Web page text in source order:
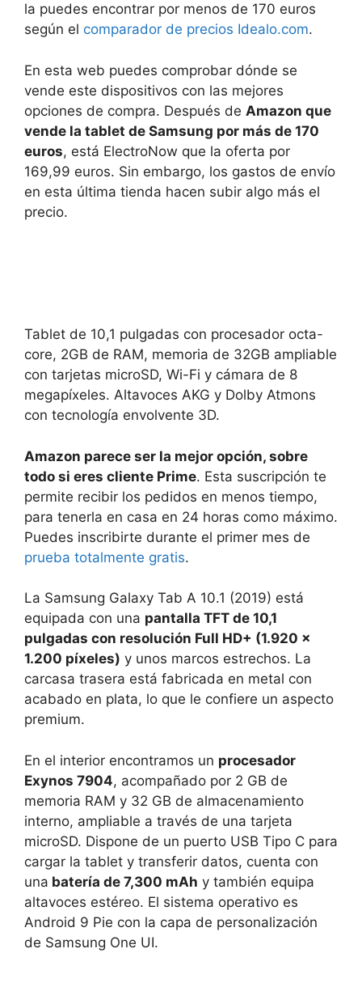
la puedes encontrar por menos de 170 euros
según el comparador de precios Idealo.com.
En esta web puedes comprobar dónde se
vende este dispositivos con las mejores
opciones de compra. Después de Amazon que
vende la tablet de Samsung por más de 170
euros, está ElectroNow que la oferta por
169,99 euros. Sin embargo, los gastos de envío
en esta última tienda hacen subir algo más el
precio.
Tablet de 10,1 pulgadas con procesador octa-
core, 2GB de RAM, memoria de 32GB ampliable
con tarjetas microSD, Wi-Fi y cámara de 8
megapíxeles. Altavoces AKG y Dolby Atmons
con tecnología envolvente 3D.
Amazon parece ser la mejor opción, sobre
todo si eres cliente Prime. Esta suscripción te
permite recibir los pedidos en menos tiempo,
para tenerla en casa en 24 horas como máximo.
Puedes inscribirte durante el primer mes de
prueba totalmente gratis.
La Samsung Galaxy Tab A 10.1 (2019) está
equipada con una pantalla TFT de 10,1
pulgadas con resolución Full HD+ (1.920 x
1.200 píxeles) y unos marcos estrechos. La
carcasa trasera está fabricada en metal con
acabado en plata, lo que le confiere un aspecto
premium.
En el interior encontramos un procesador
Exynos 7904, acompañado por 2 GB de
memoria RAM y 32 GB de almacenamiento
interno, ampliable a través de una tarjeta
microSD. Dispone de un puerto USB Tipo C para
cargar la tablet y transferir datos, cuenta con
una batería de 7,300 mAh y también equipa
altavoces estéreo. El sistema operativo es
Android 9 Pie con la capa de personalización
de Samsung One UI.